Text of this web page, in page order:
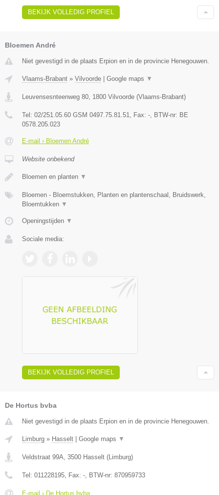
BEKIJK VOLLEDIG PROFIEL
Bloemen André
Niet gevestigd in de plaats Erpion en in de provincie Henegouwen.
Vlaams-Brabant » Vilvoorde | Google maps ▼
Leuvensesnteenweg 80 1800 Vilvoorde (Vlaams-Brabant)
Tel: 02/251.05.60 GSM 0497.75.81.51 , Fax: - , BTW-nr: BE
0578.205.023
E-mail › Bloemen André
Website onbekend
Bloemen en planten ▼
Bloemen - Bloemstukken, Planten en plantenschaal, Bruidswerk,
Bloemtukken ▼
Openingstijden ▼
Sociale media:
BEKIJK VOLLEDIG PROFIEL
De Hortus bvba
Niet gevestigd in de plaats Erpion en in de provincie Henegouwen.
Limburg » Hasselt Google maps ▼
Veldstraat 99A, 3500 Hasselt (Limburg)
Tel: 011228195, Fax: -, BTW-nr: 870959733
E-mail › De Hortus bvba